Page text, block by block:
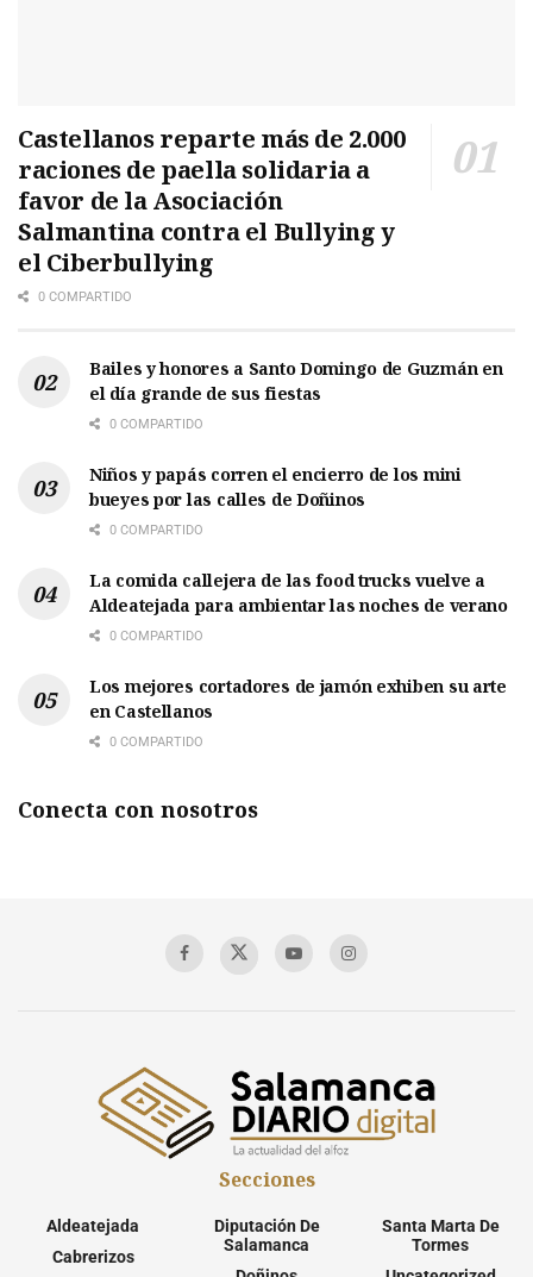
Castellanos reparte más de 2.000
raciones de paella solidaria a
favor de la Asociación
Salmantina contra el Bullying y
el Ciberbullying
0 COMPARTIDO
Bailes y honores a Santo Domingo de Guzmán en
el día grande de sus fiestas
0 COMPARTIDO
Niños y papás corren el encierro de los mini
bueyes por las calles de Doñinos
0 COMPARTIDO
La comida callejera de las food trucks vuelve a
Aldeatejada para ambientar las noches de verano
0 COMPARTIDO
Los mejores cortadores de jamón exhiben su arte
en Castellanos
0 COMPARTIDO
Conecta con nosotros
Secciones
Aldeatejada
Cabrerizos
Diputación De
Salamanca
Santa Marta De
Tormes